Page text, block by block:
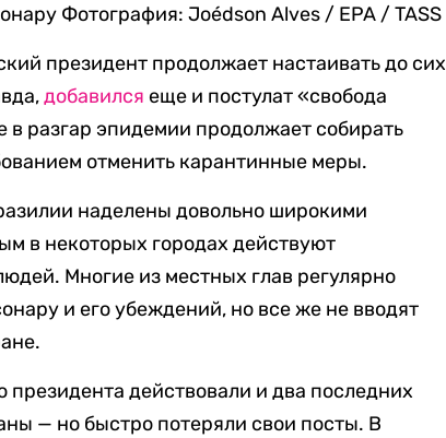
Фотография: Joédson Alves / EPA / TASS
президент продолжает настаивать до сих
добавился еще и постулат «свобода
разгар эпидемии продолжает собирать
отменить карантинные меры.
наделены довольно широкими
в некоторых городах действуют
Многие из местных глав регулярно
и его убеждений, но все же не вводят
президента действовали и два последних
— но быстро потеряли свои посты. В